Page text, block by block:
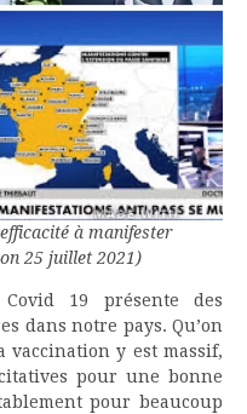
à manifester
25 juillet 2021)
19 présente des
dans notre pays. Qu’on
y est massif,
pour une bonne
pour beaucoup